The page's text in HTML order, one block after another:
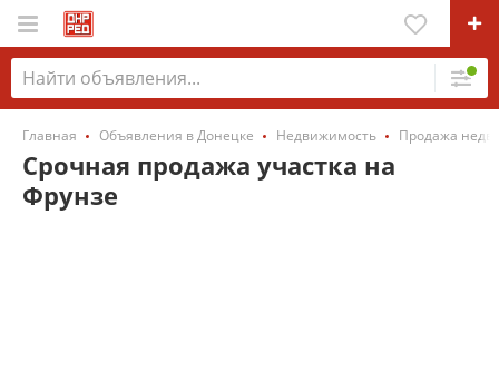
Главная Объявления в Донецке Недвижимость Продажа
Срочная продажа участка на
Фрунзе